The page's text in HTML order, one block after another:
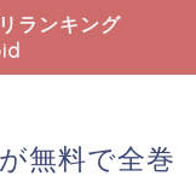
ランキング
無料で全巻